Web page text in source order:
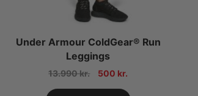
Under Armour ColdGear® Run
Leggings
13.990kr. 500 kr.